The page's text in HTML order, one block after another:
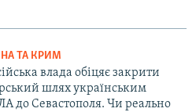
ТА КРИМ
влада обіцяє закрити
шлях українським
до Севастополя. Чи реально